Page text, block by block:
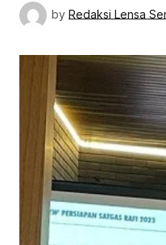
by Redaksi Lensa